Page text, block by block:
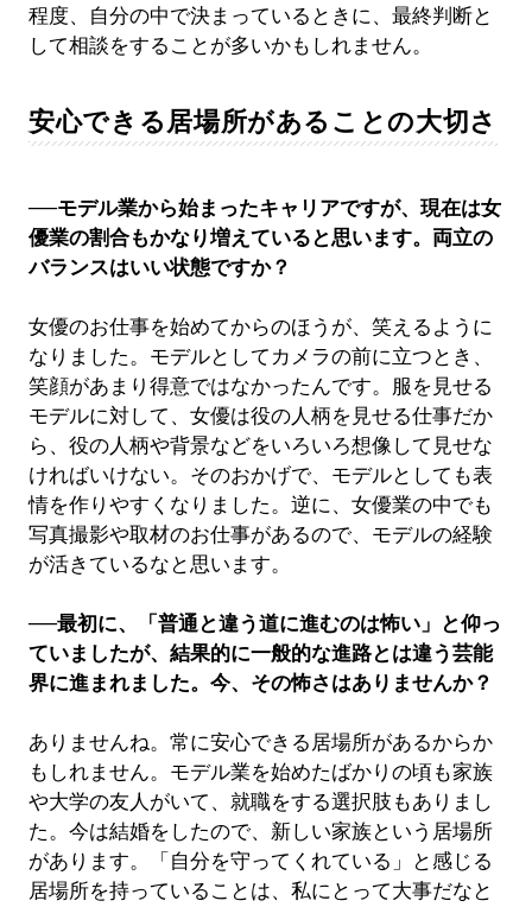
程度、自分の中で決まっているときに、最終判断と
して相談をすることが多いかもしれません。
安心できる居場所があることの大切さ
──モデル業から始まったキャリアですが、現在は女
優業の割合もかなり増えていると思います。両立の
バランスはいい状態ですか？
女優のお仕事を始めてからのほうが、笑えるように
なりました。モデルとしてカメラの前に立つとき、
笑顔があまり得意ではなかったんです。服を見せる
モデルに対して、女優は役の人柄を見せる仕事だか
ら、役の人柄や背景などをいろいろ想像して見せな
ければいけない。そのおかげで、モデルとしても表
情を作りやすくなりました。逆に、女優業の中でも
写真撮影や取材のお仕事があるので、モデルの経験
が活きているなと思います。
──最初に、「普通と違う道に進むのは怖い」と仰っ
ていましたが、結果的に一般的な進路とは違う芸能
界に進まれました。今、その怖さはありませんか？
ありませんね。常に安心できる居場所があるからか
もしれません。モデル業を始めたばかりの頃も家族
や大学の友人がいて、就職をする選択肢もありまし
た。今は結婚をしたので、新しい家族という居場所
があります。「自分を守ってくれている」と感じる
居場所を持っていることは、私にとって大事だなと